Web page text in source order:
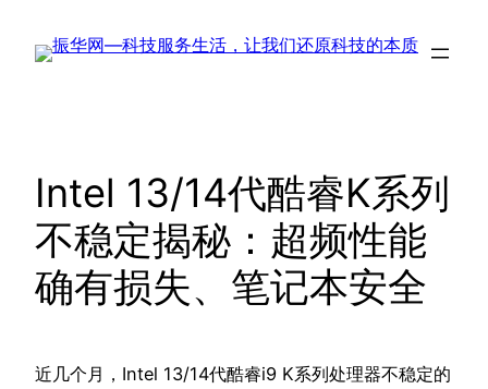
Intel 13/14代酷睿K系列
不稳定揭秘：超频性能
确有损失、笔记本安全
近几个月，Intel 13/14代酷睿i9 K系列处理器不稳定的